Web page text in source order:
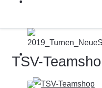
TSV-